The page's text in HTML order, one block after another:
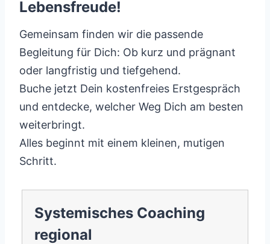
Lebensfreude!
Gemeinsam finden wir die passende
Begleitung für Dich: Ob kurz und prägnant
oder langfristig und tiefgehend.
Buche jetzt Dein kostenfreies Erstgespräch
und entdecke, welcher Weg Dich am besten
weiterbringt.
Alles beginnt mit einem kleinen, mutigen
Schritt.
Systemisches Coaching
regional